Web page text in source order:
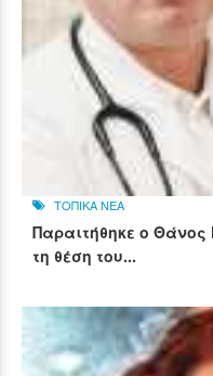
ΤΟΠΙΚΑ ΝΕΑ
Παραιτήθηκε ο Θάνος
τη θέση του...